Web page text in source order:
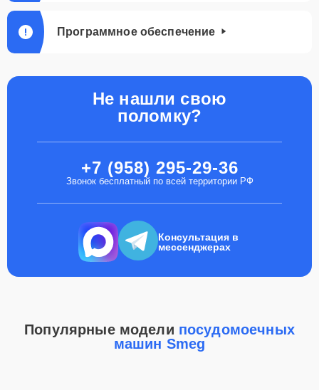
Программное обеспечение
Не нашли свою
поломку?
+7 (958) 295-29-36
Звонок бесплатный по всей территории РФ
Консультация в
мессенджерах
Популярные модели посудомоечных
машин Smeg